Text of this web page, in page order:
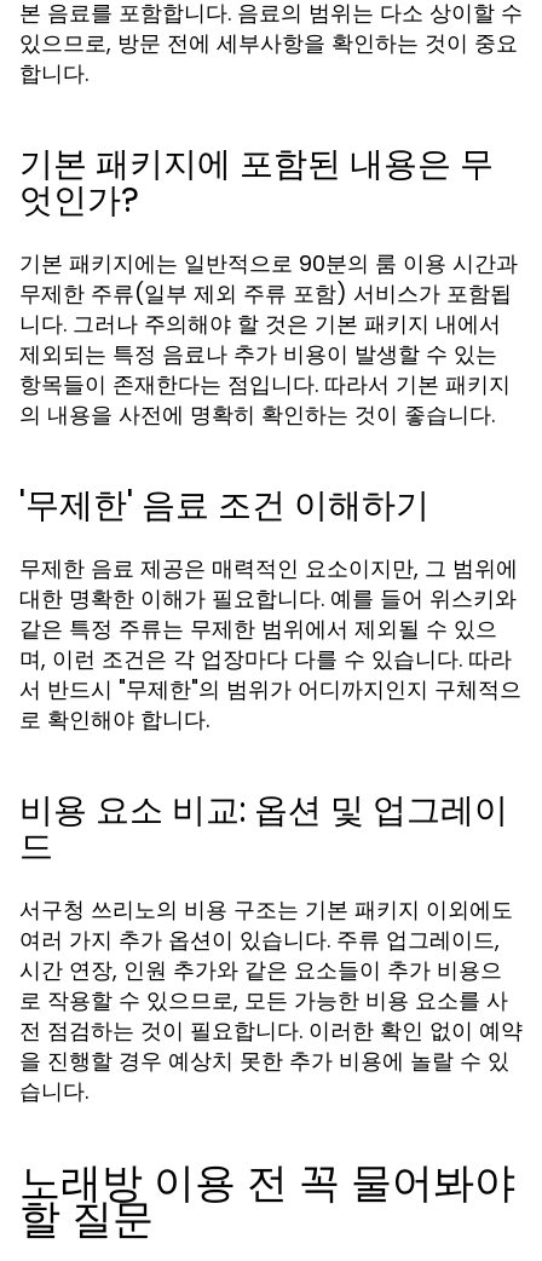
본 음료를 포함합니다. 음료의 범위는 다소 상이할 수
있으므로, 방문 전에 세부사항을 확인하는 것이 중요
합니다.
기본 패키지에 포함된 내용은 무
엇인가?
기본 패키지에는 일반적으로 90분의 룸 이용 시간과
무제한 주류(일부 제외 주류 포함) 서비스가 포함됩
니다. 그러나 주의해야 할 것은 기본 패키지 내에서
제외되는 특정 음료나 추가 비용이 발생할 수 있는
항목들이 존재한다는 점입니다. 따라서 기본 패키지
의 내용을 사전에 명확히 확인하는 것이 좋습니다.
'무제한' 음료 조건 이해하기
무제한 음료 제공은 매력적인 요소이지만, 그 범위에
대한 명확한 이해가 필요합니다. 예를 들어 위스키와
같은 특정 주류는 무제한 범위에서 제외될 수 있으
며, 이런 조건은 각 업장마다 다를 수 있습니다. 따라
서 반드시 "무제한"의 범위가 어디까지인지 구체적으
로 확인해야 합니다.
비용 요소 비교: 옵션 및 업그레이
드
서구청 쓰리노의 비용 구조는 기본 패키지 이외에도
여러 가지 추가 옵션이 있습니다. 주류 업그레이드,
시간 연장, 인원 추가와 같은 요소들이 추가 비용으
로 작용할 수 있으므로, 모든 가능한 비용 요소를 사
전 점검하는 것이 필요합니다. 이러한 확인 없이 예약
을 진행할 경우 예상치 못한 추가 비용에 놀랄 수 있
습니다.
노래방 이용 전 꼭 물어봐야
할 질문